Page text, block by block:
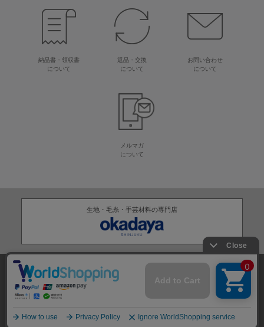
納品書・領収書
について
返品・交換
について
お問い合わせ
について
メルマガ
について
生地・毛糸・手芸材料の専門店
株式会社オカダヤ
特定商取引法に基づく表記 プライバシーポリシー サイトマップ